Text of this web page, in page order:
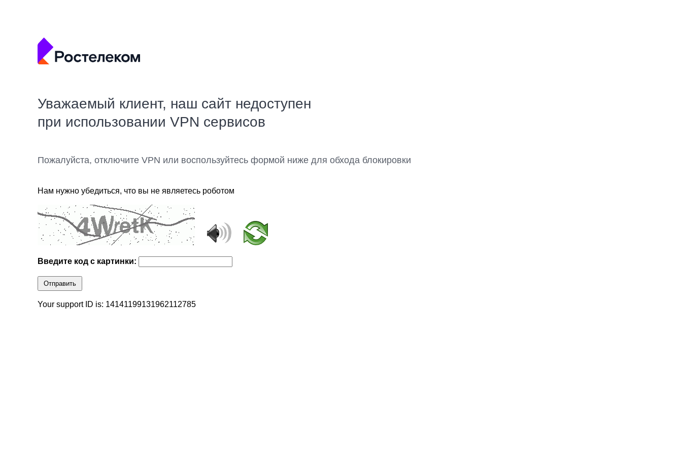
Уважаемый клиент, наш сайт недоступен
при использовании VPN сервисов
Пожалуйста, отключите VPN или воспользуйтесь формой ниже для обхода блокировки
Нам нужно убедиться, что вы не являетесь роботом
Введите код с картинки:
Отправить
Your support ID is: 14141199131962112785